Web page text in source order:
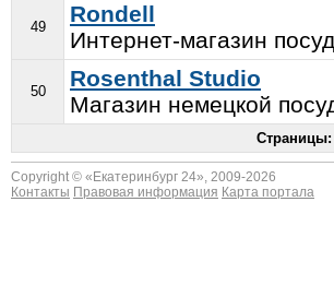
49
Rondell
Интернет-магазин
50
Rosenthal Studio
Магазин немецкой
Страницы:
Copyright © « Екатеринбург 24», 2009-2026
Контакты Правовая информация Карта портала